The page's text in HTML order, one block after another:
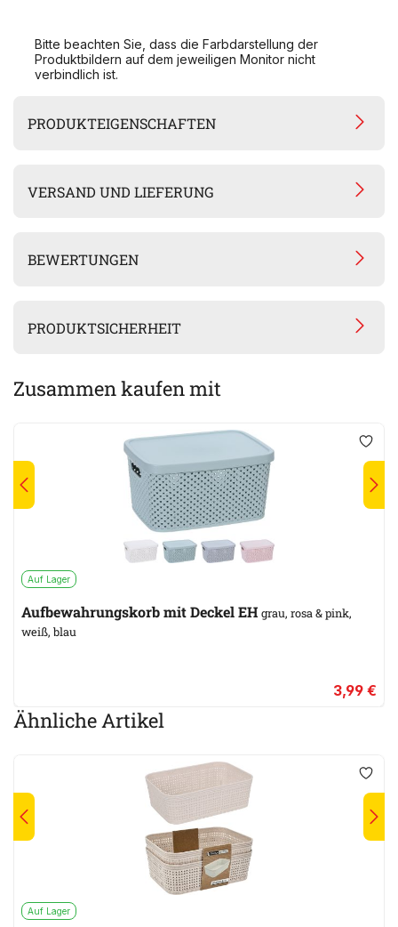
Bitte beachten Sie, dass die Farbdarstellung der
Produktbildern auf dem jeweiligen Monitor nicht
verbindlich ist.
PRODUKTEIGENSCHAFTEN
VERSAND UND LIEFERUNG
BEWERTUNGEN
PRODUKTSICHERHEIT
Zusammen kaufen mit
Auf Lager
Aufbewahrungskorb mit Deckel EH grau, rosa & pink,
weiß, blau
3,99 €
Ähnliche Artikel
Auf Lager